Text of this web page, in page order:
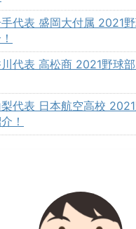
手代表 盛岡大付属 2021
川代表 高松商 2021野球
梨代表 日本航空高校
！